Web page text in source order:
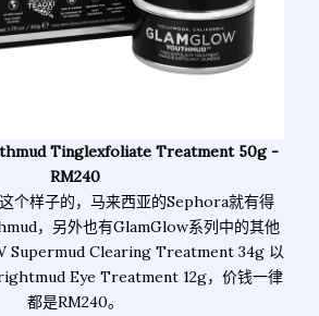
Tinglexfoliate Treatment 50g -
RM240
个样子的，马来西亚的Sephora就有得
，另外也有GlamGlow系列中的其他
Supermud Clearing Treatment 34g 以
Eye Treatment 12g，价钱一律
都是RM240。